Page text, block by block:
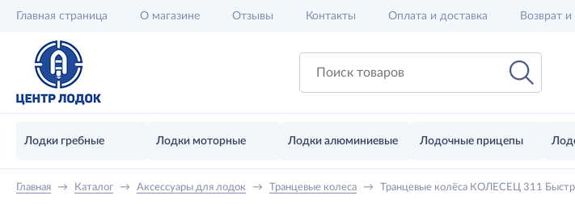
Главная страница О магазине Отзывы Контакты Оплата и доставка Возврат
Лодки гребные Лодки моторные Лодки алюминиевые Лодочные прицепы
Главная → Каталог → Аксессуары для лодок → Транцевые колеса → Транцевые колёса КОЛЕСЕЦ 311